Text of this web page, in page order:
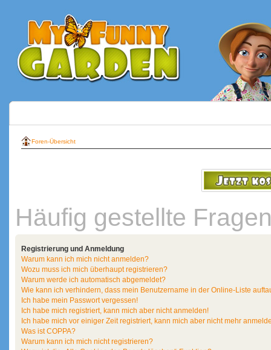
Foren-Übersicht
Häufig gestellte
Registrierung und Anmeldung
Warum kann ich mich nicht anmelden?
Wozu muss ich mich überhaupt registrieren?
Warum werde ich automatisch abgemeldet?
Wie kann ich verhindern, dass mein Benutzername in der Online-Liste
Ich habe mein Passwort vergessen!
Ich habe mich registriert, kann mich aber nicht anmelden!
Ich habe mich vor einiger Zeit registriert, kann mich aber nicht mehr
Was ist COPPA?
Warum kann ich mich nicht registrieren?